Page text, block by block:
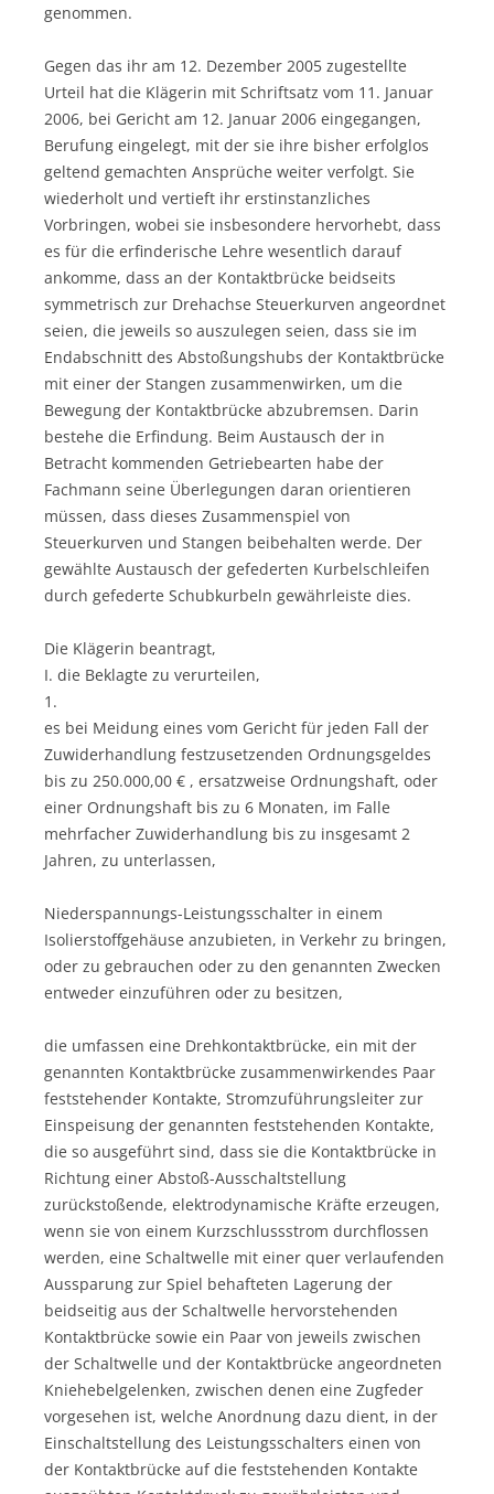
genommen.
Gegen das ihr am 12. Dezember 2005 zugestellte
Urteil hat die Klägerin mit Schriftsatz vom 11. Januar
2006, bei Gericht am 12. Januar 2006 eingegangen,
Berufung eingelegt, mit der sie ihre bisher erfolglos
geltend gemachten Ansprüche weiter verfolgt. Sie
wiederholt und vertieft ihr erstinstanzliches
Vorbringen, wobei sie insbesondere hervorhebt, dass
es für die erfinderische Lehre wesentlich darauf
ankomme, dass an der Kontaktbrücke beidseits
symmetrisch zur Drehachse Steuerkurven angeordnet
seien, die jeweils so auszulegen seien, dass sie im
Endabschnitt des Abstoßungshubs der Kontaktbrücke
mit einer der Stangen zusammenwirken, um die
Bewegung der Kontaktbrücke abzubremsen. Darin
bestehe die Erfindung. Beim Austausch der in
Betracht kommenden Getriebearten habe der
Fachmann seine Überlegungen daran orientieren
müssen, dass dieses Zusammenspiel von
Steuerkurven und Stangen beibehalten werde. Der
gewählte Austausch der gefederten Kurbelschleifen
durch gefederte Schubkurbeln gewährleiste dies.
Die Klägerin beantragt,
I. die Beklagte zu verurteilen,
1.
es bei Meidung eines vom Gericht für jeden Fall der
Zuwiderhandlung festzusetzenden Ordnungsgeldes
bis zu 250.000,00 € , ersatzweise Ordnungshaft, oder
einer Ordnungshaft bis zu 6 Monaten, im Falle
mehrfacher Zuwiderhandlung bis zu insgesamt 2
Jahren, zu unterlassen,
Niederspannungs-Leistungsschalter in einem
Isolierstoffgehäuse anzubieten, in Verkehr zu bringen,
oder zu gebrauchen oder zu den genannten Zwecken
entweder einzuführen oder zu besitzen,
die umfassen eine Drehkontaktbrücke, ein mit der
genannten Kontaktbrücke zusammenwirkendes Paar
feststehender Kontakte, Stromzuführungsleiter zur
Einspeisung der genannten feststehenden Kontakte,
die so ausgeführt sind, dass sie die Kontaktbrücke in
Richtung einer Abstoß-Ausschaltstellung
zurückstoßende, elektrodynamische Kräfte erzeugen,
wenn sie von einem Kurzschlussstrom durchflossen
werden, eine Schaltwelle mit einer quer verlaufenden
Aussparung zur Spiel behafteten Lagerung der
beidseitig aus der Schaltwelle hervorstehenden
Kontaktbrücke sowie ein Paar von jeweils zwischen
der Schaltwelle und der Kontaktbrücke angeordneten
Kniehebelgelenken, zwischen denen eine Zugfeder
vorgesehen ist, welche Anordnung dazu dient, in der
Einschaltstellung des Leistungsschalters einen von
der Kontaktbrücke auf die feststehenden Kontakte